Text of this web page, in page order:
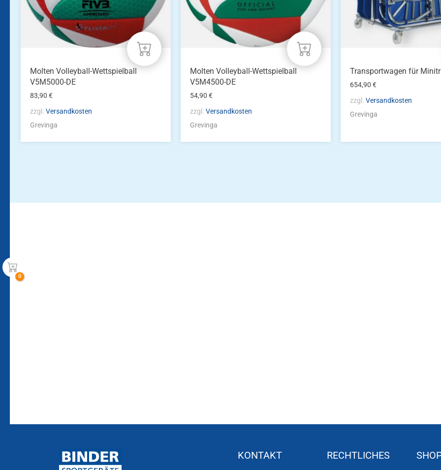
Molten Volleyball-Wettspielball
V5M5000-DE
83,90€
zzgl.Versandkosten
Grevinga
Molten Volleyball-Wettspielball
V5M4500-DE
54,90€
zzgl.Versandkosten
Grevinga
Transportwagen für
654,90€
zzgl.Versandkosten
Grevinga
KONTAKT RECHTLICHES